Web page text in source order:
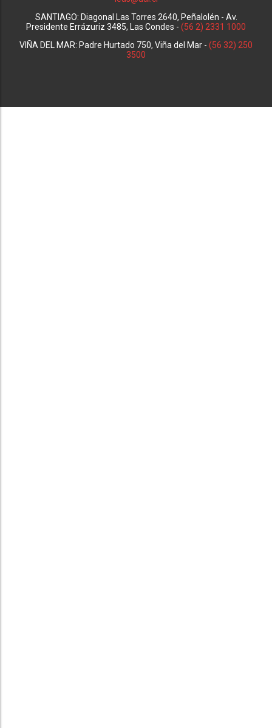
SANTIAGO: Diagonal Las Torres 2640, Peñalolén - Av.
Presidente Errázuriz 3485, Las Condes - (56 2) 2331 1000
VIÑA DEL MAR: Padre Hurtado 750, Viña del Mar - (56 32) 250
3500